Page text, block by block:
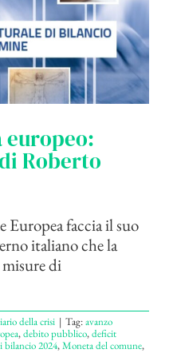
Roberto
Europea faccia il suo
italiano che la
di
della crisi | Tag:avanzo
,debito pubblico,deficit
bilancio 2024,Moneta del comune,